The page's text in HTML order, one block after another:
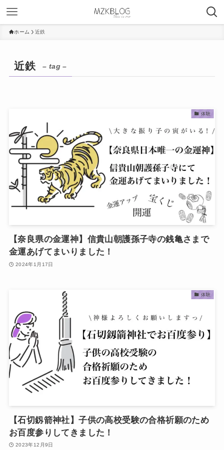
ホーム 近鉄
近鉄 – tag –
体験
【奈良県の金運神】信貴山朝護孫子寺の銭亀さまで
金運あげてまいりました！
2024年1月17日
体験
【石切釼箭神社】子供の高校受験の合格祈願のため
お百度参りしてきました！
2023年12月9日